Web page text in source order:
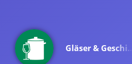
Gläser & Geschi…